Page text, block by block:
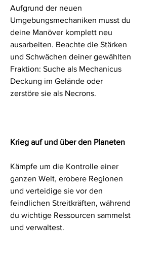
Aufgrund der neuen
Umgebungsmechaniken musst du
deine Manöver komplett neu
ausarbeiten. Beachte die Stärken
und Schwächen deiner gewählten
Fraktion: Suche als Mechanicus
Deckung im Gelände oder
zerstöre sie als Necrons.
Krieg auf und über den Planeten
Kämpfe um die Kontrolle einer
ganzen Welt, erobere Regionen
und verteidige sie vor den
feindlichen Streitkräften, während
du wichtige Ressourcen sammelst
und verwaltest.